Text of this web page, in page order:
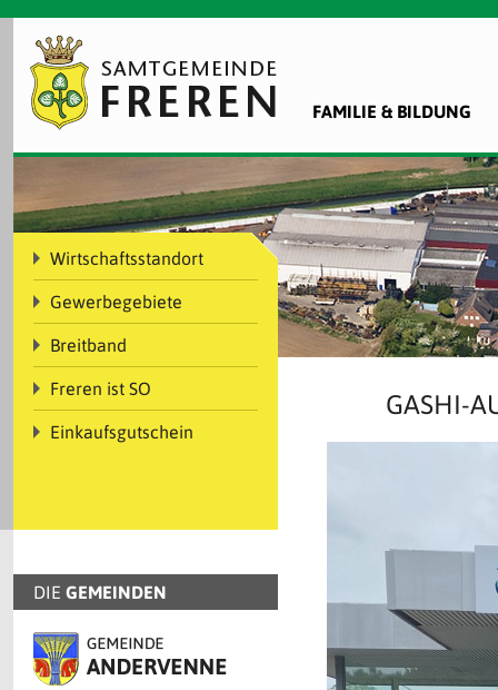
FAMILIE & BILDUNG
Wirtschaftsstandort
Gewerbegebiete
Breitband
Freren ist SO
Einkaufsgutschein
DIE GEMEINDEN
GASHI-